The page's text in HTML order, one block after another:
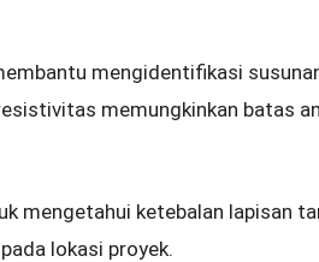
mengidentifikasi
memungkinkan batas
mengetahui ketebalan lapisan
lokasi proyek.